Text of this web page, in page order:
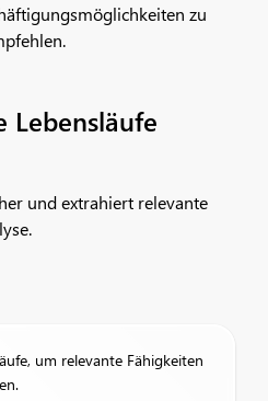
zu
Lebensläufe
und extrahiert relevante
um relevante Fähigkeiten